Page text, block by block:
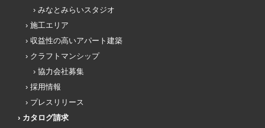
みなとみらいスタジオ
施工エリア
収益性の高いアパート建築
クラフトマンシップ
協力会社募集
採用情報
プレスリリース
カタログ請求